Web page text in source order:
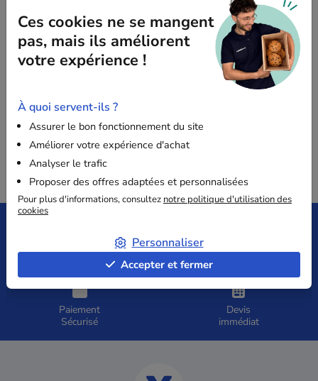
engagement envers des pratiques d'achats éthiques et
durables.
Pour plus d'informations concernant la Charte Relations
Fournisseurs et Achats Responsables, n'hésitez pas à
vous rendresur le site du gouvernement
Livraison offerte
dès 149€ HT
Satisfait
ou remboursé
Paiement
Sécurisé
Devis
immédiat
Ces cookies ne se mangent
pas, mais ils améliorent
votre expérience !
À quoi servent-ils ?
Assurer le bon fonctionnement du site
Améliorer votre expérience d'achat
Analyser le trafic
Proposer des offres adaptées et personnalisées
Pour plus d'informations, consultez notre politique d'utilisation des
cookies
Personnaliser
Accepter et fermer